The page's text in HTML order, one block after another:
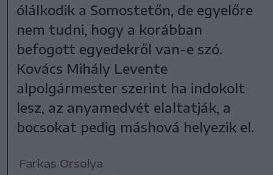
ólálkodik a Somostetőn, de egyelőre
nem tudni, hogy a korábban
befogott egyedekről van-e szó.
Kovács Mihály Levente
alpolgármester szerint ha indokolt
lesz, az anyamedvét elaltatják, a
bocsokat pedig máshová helyezik el.
Farkas Orsolya